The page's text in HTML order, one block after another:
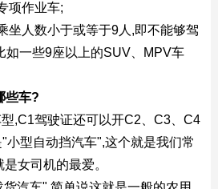
项作业车;
坐人数小于或等于9人,即不能够驾
如一些9座以上的SUV、MPV车
些车?
,C1驾驶证还可以开C2、C3、C4
型自动挡汽车",这个就是我们常
女司机的最爱。